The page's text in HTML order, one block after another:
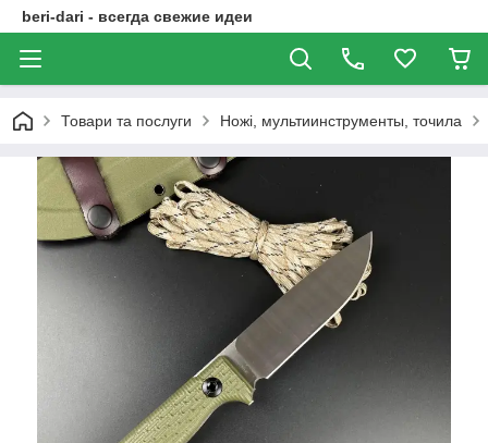
beri-dari - всегда свежие идеи
Товари та послуги Ножі, мультиинструменты, точила